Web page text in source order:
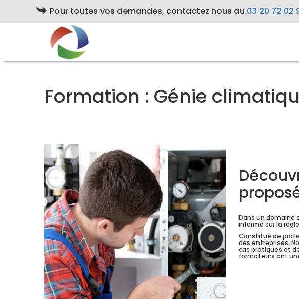
Pour toutes vos demandes, contactez nous au 03 20 72 02
Formation : Génie
Dans un domaine
informé sur la
Constitué de
des entreprises.
cas pratiques et
formateurs ont